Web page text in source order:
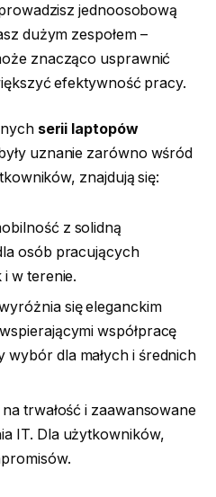
jednoosobową
dużym zespołem –
znacząco usprawnić
efektywność pracy.
serii laptopów
uznanie zarówno wśród
znajdują się:
z solidną
osób pracujących
w terenie.
się eleganckim
współpracę
wybór dla małych i średnich
trwałość i zaawansowane
IT. Dla użytkowników,